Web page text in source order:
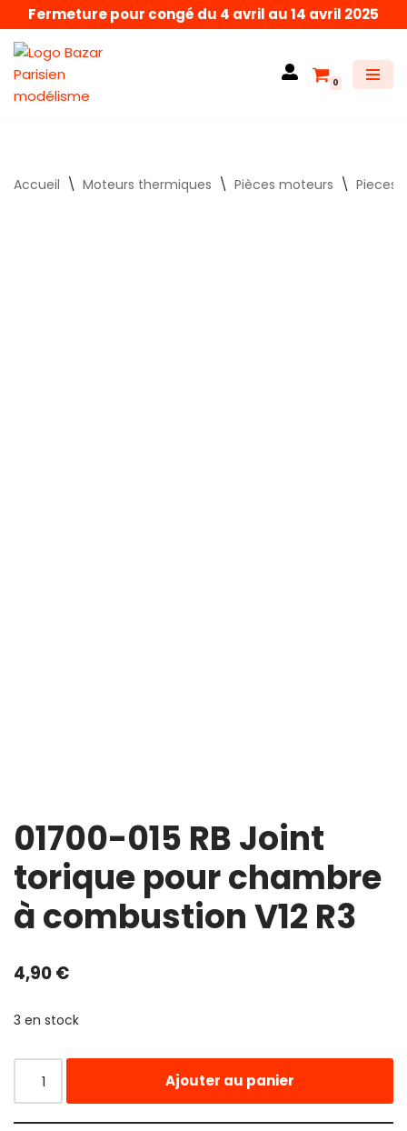
Aller
au
contenu
Fermeture pour congé du 4 avril au 14 avril 2025
0
Accueil \ Moteurs thermiques \ Pièces moteurs \ Pieces
01700-015 RB Joint
torique pour chambre
à combustion V12 R3
4,90€
3 en stock
Ajouter au panier